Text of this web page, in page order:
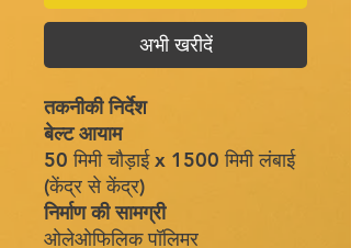
अभी खरीदें
तकनीकी निर्देश
बेल्ट आयाम
50 मिमी चौड़ाई x 1500 मिमी लंबाई
(केंद्र से केंद्र)
निर्माण की सामग्री
ओलेओफिलिक पॉलिमर